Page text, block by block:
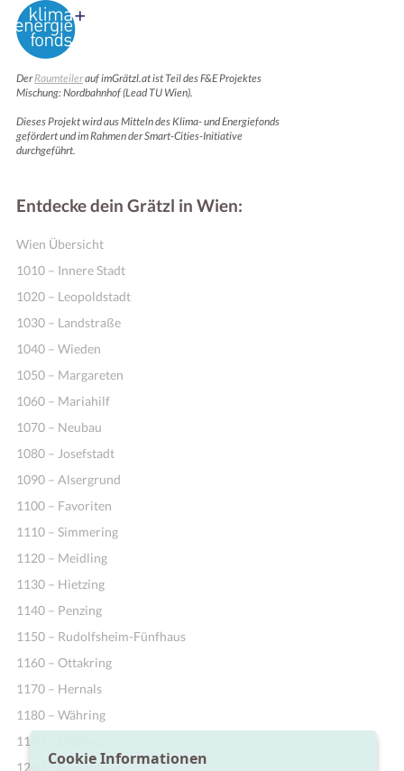
DerRaumteilerauf imGrätzl.at ist Teil des F&E Projektes
Mischung: Nordbahnhof (Lead TU Wien).
Dieses Projekt wird aus Mitteln des Klima- und Energiefonds
gefördert und im Rahmen der Smart-Cities-Initiative
durchgeführt.
Entdecke dein Grätzl in Wien:
Wien Übersicht
1010 – Innere Stadt
1020 – Leopoldstadt
1030 – Landstraße
1040 – Wieden
1050 – Margareten
1060 – Mariahilf
1070 – Neubau
1080 – Josefstadt
1090 – Alsergrund
1100 – Favoriten
1110 – Simmering
1120 – Meidling
1130 – Hietzing
1140 – Penzing
1150 – Rudolfsheim-Fünfhaus
1160 – Ottakring
1170 – Hernals
1180 – Währing
1190 – Döbling
1200 – Brigittenau
Cookie Informationen